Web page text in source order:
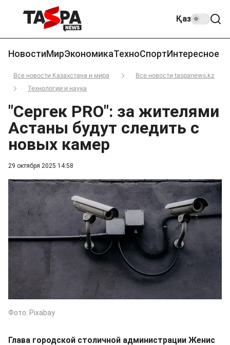
Қаз
НовостиМирЭкономикаТехноСпортИнтересное
Все новости Казахстана и мира
Все новости taspanews.kz
Технологии и наука
29 октября 2025 14:58
"Сергек PRO": за жителями
Астаны будут следить с
новых камер
Фото: Pixabay
Глава городской столичной администрации Женис